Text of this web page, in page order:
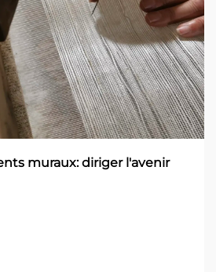
muraux: diriger l'avenir